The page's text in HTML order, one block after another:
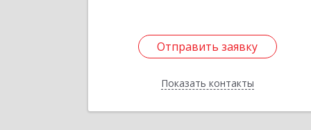
Отправить заявку
Показать контакты
Отправить заявку
Назад